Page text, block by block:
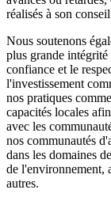
réalisés à son
Nous soutenons
plus grande intégrité
confiance et le
l'investissement
nos pratiques
capacités locales
avec les
nos communautés
dans les domaines
de l'environnement,
autres.